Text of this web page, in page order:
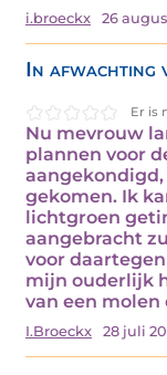
i.broeckx 26
In afwachting
Er is
Nu mevrouw
plannen voor
gekomen. Ik
lichtgroen
aangebracht
voor
mijn ouderlijk
van een molen
I.Broeckx 28 juli